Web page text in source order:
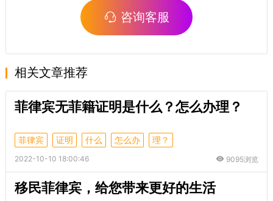
咨询客服
相关文章推荐
菲律宾无菲籍证明是什么？怎么办理？
菲律宾 证明 什么 怎么办 理？
2022-10-10 18:00:46 9095浏览
移民菲律宾，给您带来更好的生活